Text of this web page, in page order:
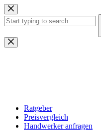
Zum
Inhalt
springen
Keine
Ergebnisse
Ratgeber
Preisvergleich
Handwerker anfragen